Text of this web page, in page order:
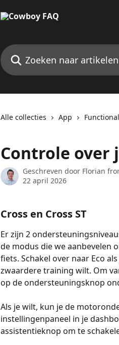
Zoeken naar artikelen ...
Alle collecties App
Controle over
Geschreven door Florian
22 april 2026
Cross en Cross ST
Er zijn 2
de modus die we aanbevelen
fiets. Schakel over naar Eco
zwaardere training wilt. Om
op de ondersteuningsknop
Als je wilt, kun je de
instellingenpaneel in je
assistentieknop om te